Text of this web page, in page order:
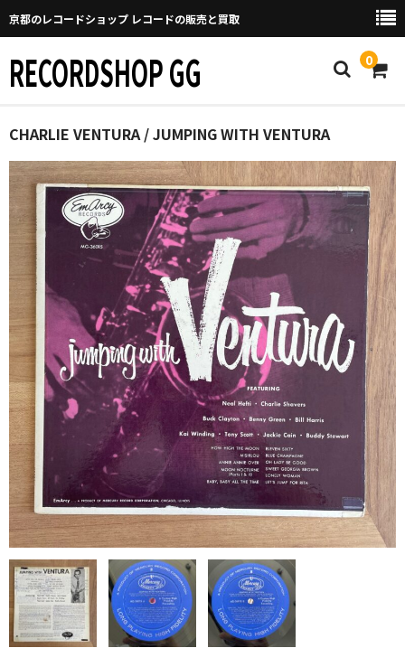
京都のレコードショップ レコードの販売と買取
RECORDSHOP GG 0
Home
マイページ
GGについて
買取について
取り置きなどについて
Categories
New Arrivals
新譜
GG RECORD （当店のレーベル）
全商品
JAZZ-US
BLUE NOTE
JAZZ-EU
JAZZ-JP
CHARLIE VENTURA / JUMPING WITH VENTURA